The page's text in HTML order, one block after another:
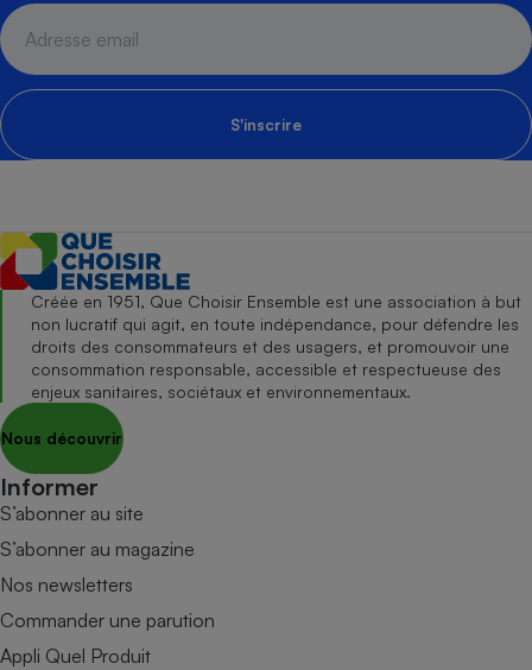
S'inscrire
Créée en 1951, Que Choisir Ensemble est une association à but
non lucratif qui agit, en toute indépendance, pour défendre les
droits des consommateurs et des usagers, et promouvoir une
consommation responsable, accessible et respectueuse des
enjeux sanitaires, sociétaux et environnementaux.
Nous découvrir
Informer
S’abonner au site
S’abonner au magazine
Nos newsletters
Commander une parution
Appli Quel Produit